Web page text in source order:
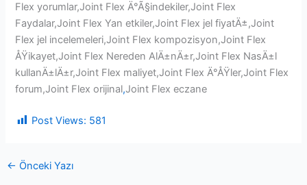
Flex yorumlar,Joint Flex Ä°Ã§indekiler,Joint Flex
Faydalar,Joint Flex Yan etkiler,Joint Flex jel fiyatÄ±,Joint
Flex jel incelemeleri,Joint Flex kompozisyon,Joint Flex
ÅŸikayet,Joint Flex Nereden AlÄ±nÄ±r,Joint Flex NasÄ±l
kullanÄ±lÄ±r,Joint Flex maliyet,Joint Flex Ä°ÅŸler,Joint Flex
forum,Joint Flex orijinal,Joint Flex eczane
Post Views: 581
← Önceki Yazı